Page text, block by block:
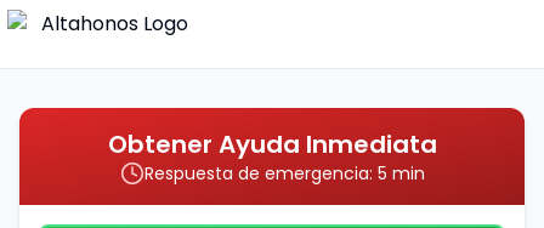
Obtener Ayuda Inmediata
Respuesta de emergencia: 5 min